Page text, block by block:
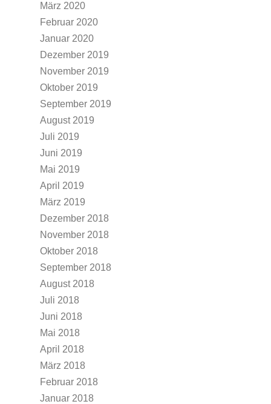
März 2020
Februar 2020
Januar 2020
Dezember 2019
November 2019
Oktober 2019
September 2019
August 2019
Juli 2019
Juni 2019
Mai 2019
April 2019
März 2019
Dezember 2018
November 2018
Oktober 2018
September 2018
August 2018
Juli 2018
Juni 2018
Mai 2018
April 2018
März 2018
Februar 2018
Januar 2018